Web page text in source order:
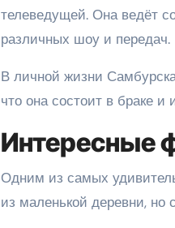
телеведущей. Она ведёт
различных шоу и передач.
В личной жизни
что она состоит в браке и
Интересные
Одним из самых
из маленькой деревни, но